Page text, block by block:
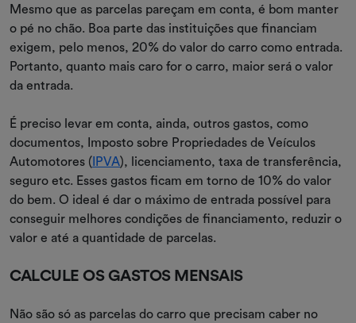
Mesmo que as parcelas pareçam em conta, é bom manter
o pé no chão. Boa parte das instituições que financiam
exigem, pelo menos, 20% do valor do carro como entrada.
Portanto, quanto mais caro for o carro, maior será o valor
da entrada.
É preciso levar em conta, ainda, outros gastos, como
documentos, Imposto sobre Propriedades de Veículos
Automotores (IPVA), licenciamento, taxa de transferência,
seguro etc. Esses gastos ficam em torno de 10% do valor
do bem. O ideal é dar o máximo de entrada possível para
conseguir melhores condições de financiamento, reduzir o
valor e até a quantidade de parcelas.
CALCULE OS GASTOS MENSAIS
Não são só as parcelas do carro que precisam caber no